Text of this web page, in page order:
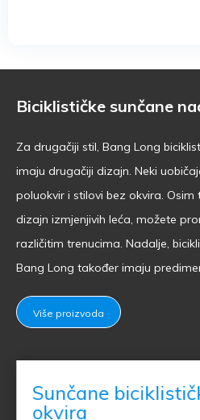
Biciklističke sunčane
Za drugačiji stil, Bang Long
imaju drugačiji dizajn. Neki
poluokvir i stilovi bez okvira.
dizajn izmjenjivih leća, možete
različitim trenucima. Nadalje,
Bang Long također imaju
Više proizvoda
Sunčane
okvira